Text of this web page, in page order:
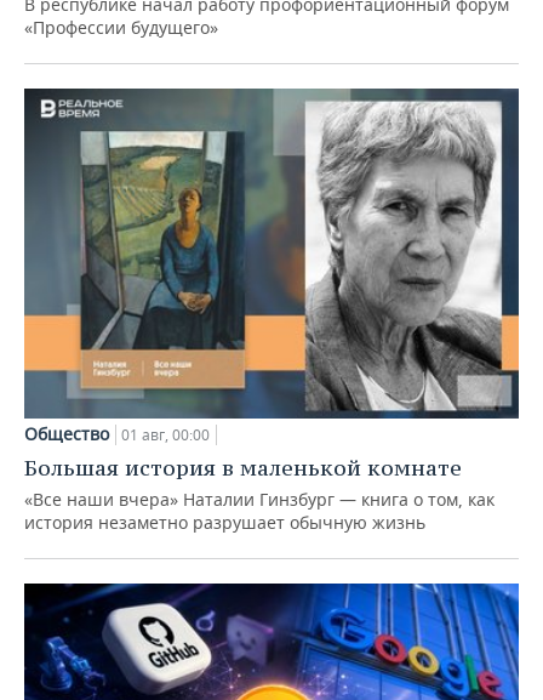
«Профессии будущего»
Общество 01 авг, 00:00
Большая история в маленькой комнате
«Все наши вчера» Наталии Гинзбург — книга о том, как
история незаметно разрушает обычную жизнь